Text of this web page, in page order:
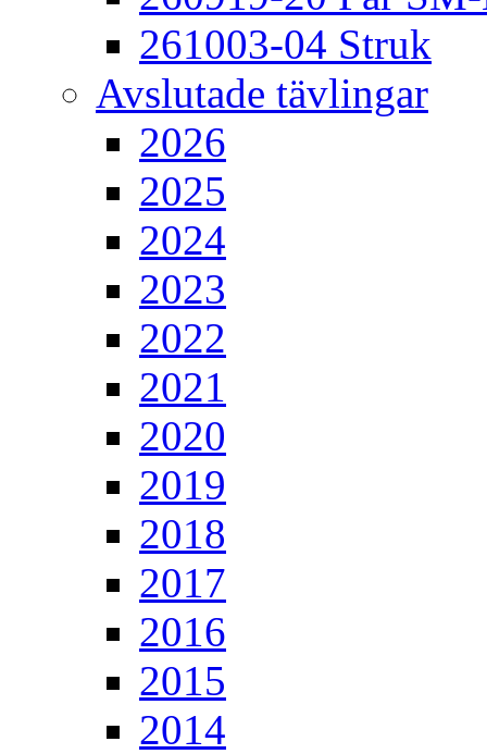
261003-04 Struk
Avslutade tävlingar
2026
2025
2024
2023
2022
2021
2020
2019
2018
2017
2016
2015
2014